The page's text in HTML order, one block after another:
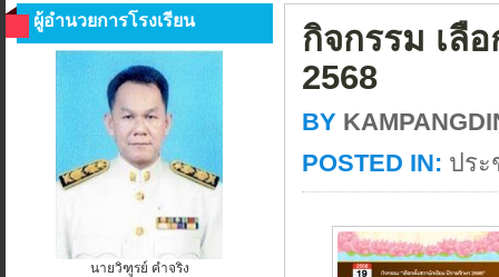
กิจกรรม เลื
2568
BY
POSTED IN: ปร
ผู้อำนวยการโรงเรียน
นายวิฑูรย์ คำจริง